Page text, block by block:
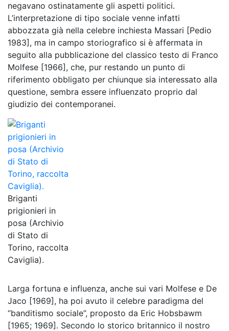
negavano ostinatamente gli aspetti politici.
L’interpretazione di tipo sociale venne infatti
abbozzata già nella celebre inchiesta Massari [Pedio
1983], ma in campo storiografico si è affermata in
seguito alla pubblicazione del classico testo di Franco
Molfese [1966], che, pur restando un punto di
riferimento obbligato per chiunque sia interessato alla
questione, sembra essere influenzato proprio dal
giudizio dei contemporanei.
Briganti
prigionieri in
posa (Archivio
di Stato di
Torino, raccolta
Caviglia).
Larga fortuna e influenza, anche sui vari Molfese e De
Jaco [1969], ha poi avuto il celebre paradigma del
“banditismo sociale”, proposto da Eric Hobsbawm
[1965; 1969]. Secondo lo storico britannico il nostro